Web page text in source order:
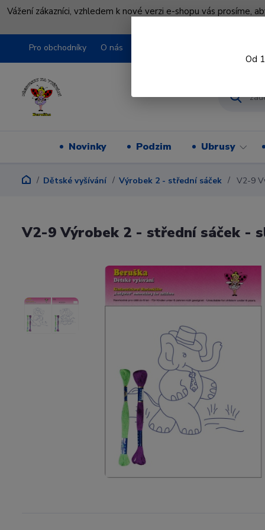
Vážení zákazníci, vzhledem k nové verzi e-shopu vás prosíme,
Pro obchodníky O nás
Novinky Podzim Ubrusy
Dětské vyšívání Výrobek 2 - střední sáček V2-9
V2-9 Výrobek 2 - střední sáček -
Od